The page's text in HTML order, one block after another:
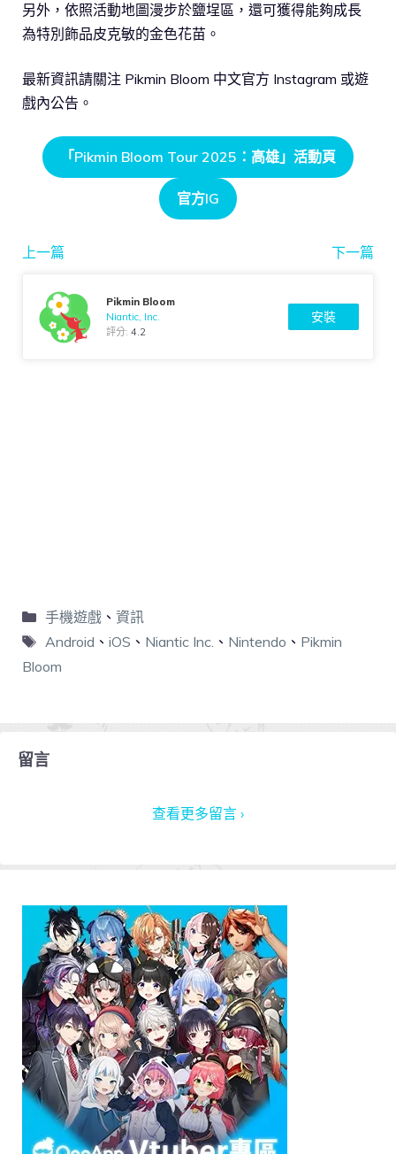
另外，依照活動地圖漫步於鹽埕區，還可獲得能夠成長
為特別飾品皮克敏的金色花苗。
最新資訊請關注 Pikmin Bloom 中文官方 Instagram 或遊
戲內公告。
「Pikmin Bloom Tour 2025：高雄」活動頁
官方IG
上一篇 下一篇
Pikmin Bloom
Niantic, Inc.
評分:4.2
安裝
手機遊戲、 資訊
Android 、 iOS 、 Niantic Inc. 、 Nintendo 、 Pikmin
Bloom
留言
查看更多留言 ›